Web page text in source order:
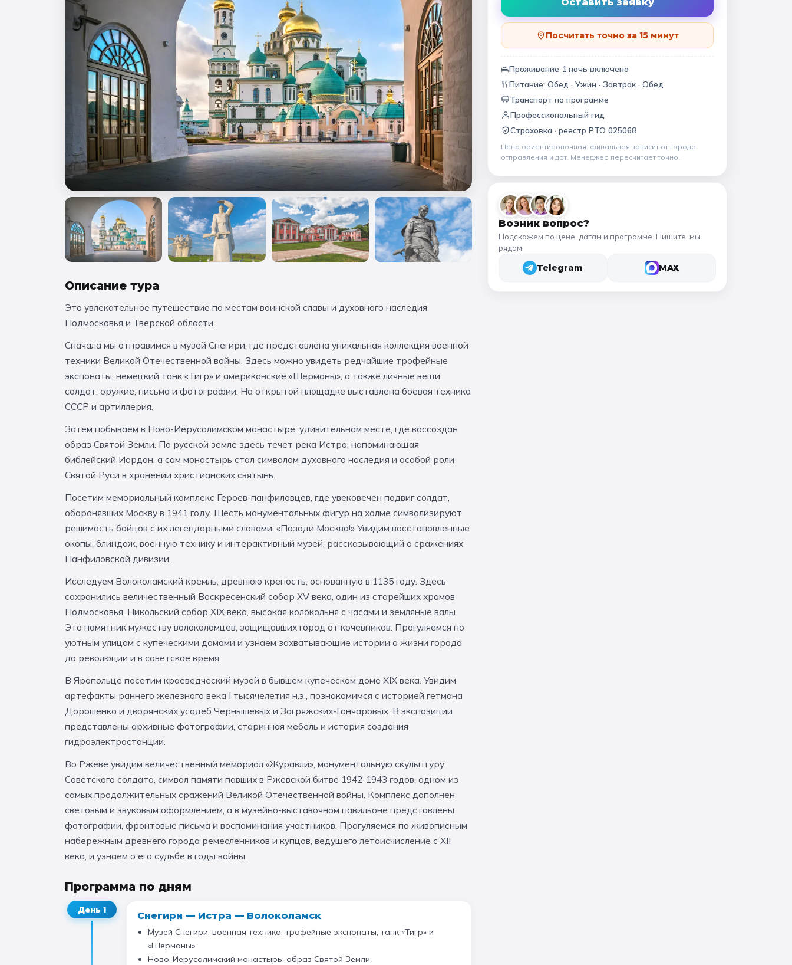
🎓 Выпускные 4 класса
11 класс
📚 ПО ПРЕДМЕТАМ
Все предметы Литература История География
🏛️ МУЗЕИ
Все музеи Музей космонавтики Дарвиновский музей
Ещё 6
Москва
Описание тура
Это увлекательное путешествие по местам воинской славы и духовного наследия
Подмосковья и Тверской области.
Сначала мы отправимся в музей Снегири, где представлена уникальная коллекция военной
техники Великой Отечественной войны. Здесь можно увидеть редчайшие трофейные
экспонаты, немецкий танк «Тигр» и американские «Шерманы», а также личные вещи
солдат, оружие, письма и фотографии. На открытой площадке выставлена боевая техника
СССР и артиллерия.
Затем побываем в Ново-Иерусалимском монастыре, удивительном месте, где воссоздан
образ Святой Земли. По русской земле здесь течет река Истра, напоминающая
библейский Иордан, а сам монастырь стал символом духовного наследия и особой роли
Святой Руси в хранении христианских святынь.
Посетим мемориальный комплекс Героев-панфиловцев, где увековечен подвиг солдат,
оборонявших Москву в 1941 году. Шесть монументальных фигур на холме символизируют
решимость бойцов с их легендарными словами: «Позади Москва!» Увидим восстановленные
окопы, блиндаж, военную технику и интерактивный музей, рассказывающий о сражениях
Панфиловской дивизии.
Исследуем Волоколамский кремль, древнюю крепость, основанную в 1135 году. Здесь
сохранились величественный Воскресенский собор XV века, один из старейших храмов
Подмосковья, Никольский собор XIX века, высокая колокольня с часами и земляные валы.
Это памятник мужеству волоколамцев, защищавших город от кочевников. Прогуляемся по
уютным улицам с купеческими домами и узнаем захватывающие истории о жизни города
до революции и в советское время.
В Яропольце посетим краеведческий музей в бывшем купеческом доме XIX века. Увидим
артефакты раннего железного века I тысячелетия н.э., познакомимся с историей гетмана
Дорошенко и дворянских усадеб Чернышевых и Загряжских-Гончаровых. В экспозиции
представлены архивные фотографии, старинная мебель и история создания
гидроэлектростанции.
Во Ржеве увидим величественный мемориал «Журавли», монументальную скульптуру
Советского солдата, символ памяти павших в Ржевской битве 1942-1943 годов, одном из
самых продолжительных сражений Великой Отечественной войны. Комплекс дополнен
световым и звуковым оформлением, а в музейно-выставочном павильоне представлены
фотографии, фронтовые письма и воспоминания участников. Прогуляемся по живописным
набережным древнего города ремесленников и купцов, ведущего летоисчисление с XII
века, и узнаем о его судьбе в годы войны.
Программа по дням
День 1
Снегири — Истра — Волоколамск
Музей Снегири: военная техника, трофейные экспонаты, танк «Тигр» и
«Шерманы»
Ново-Иерусалимский монастырь: образ Святой Земли
Посчитать точно за 15 минут
Проживание 1 ночь включено
Питание:Обед · Ужин · Завтрак · Обед
Транспорт по программе
Профессиональный гид
Страховка · реестр РТО 025068
Цена ориентировочная: финальная зависит от города
отправления и дат. Менеджер пересчитает точно.
Возник вопрос?
Подскажем по цене, датам и программе. Пишите, мы
рядом.
Telegram MAX